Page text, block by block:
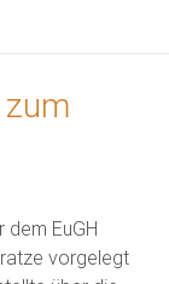
zum
dem EuGH
vorgelegt